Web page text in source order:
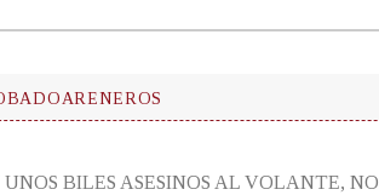
BILES ASESINOS AL VOLANTE,